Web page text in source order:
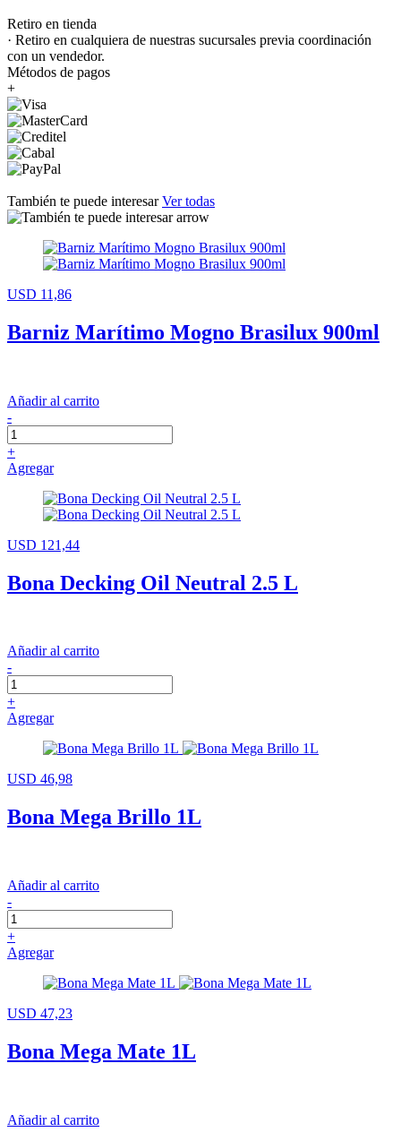
Retiro en tienda
· Retiro en cualquiera de nuestras sucursales previa coordinación
con un vendedor.
Métodos de pagos
+
También te puede interesarVer todas
USD 11,86
Barniz Marítimo Mogno Brasilux 900ml
Añadir al carrito
-
+
Agregar
USD 121,44
Bona Decking Oil Neutral 2.5 L
Añadir al carrito
-
+
Agregar
USD 46,98
Bona Mega Brillo 1L
Añadir al carrito
-
+
Agregar
USD 47,23
Bona Mega Mate 1L
Añadir al carrito